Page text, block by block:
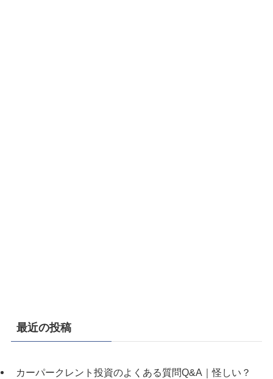
最近の投稿
カーパークレント投資のよくある質問Q&A｜怪しい？